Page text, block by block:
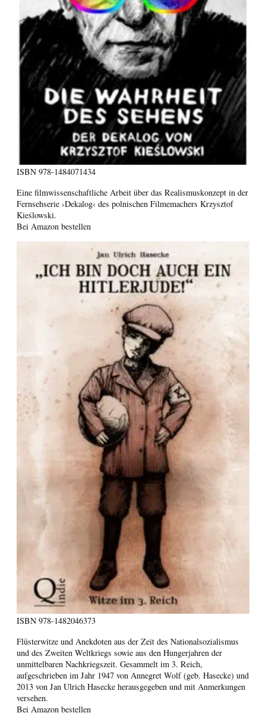
ISBN 978-1484071434
Eine filmwissenschaftliche Arbeit über das Realismuskonzept in der
Fernsehserie ›Dekalog‹ des polnischen Filmemachers Krzysztof
Kieślowski.
Bei Amazon bestellen
ISBN 978-1482046373
Flüsterwitze und Anekdoten aus der Zeit des Nationalsozialismus
und des Zweiten Weltkriegs sowie aus den Hungerjahren der
unmittelbaren Nachkriegszeit. Gesammelt im 3. Reich,
aufgeschrieben im Jahr 1947 von Annegret Wolf (geb. Hasecke) und
2013 von Jan Ulrich Hasecke herausgegeben und mit Anmerkungen
versehen.
Bei Amazon bestellen